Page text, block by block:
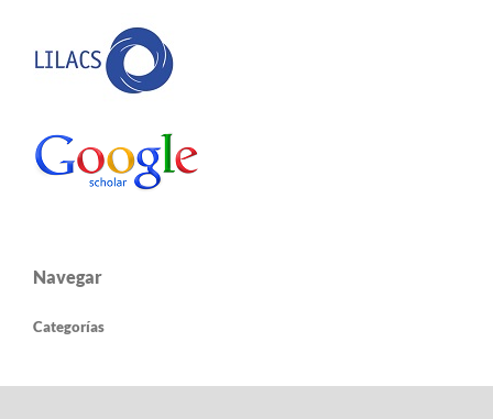
Navegar
Categorías